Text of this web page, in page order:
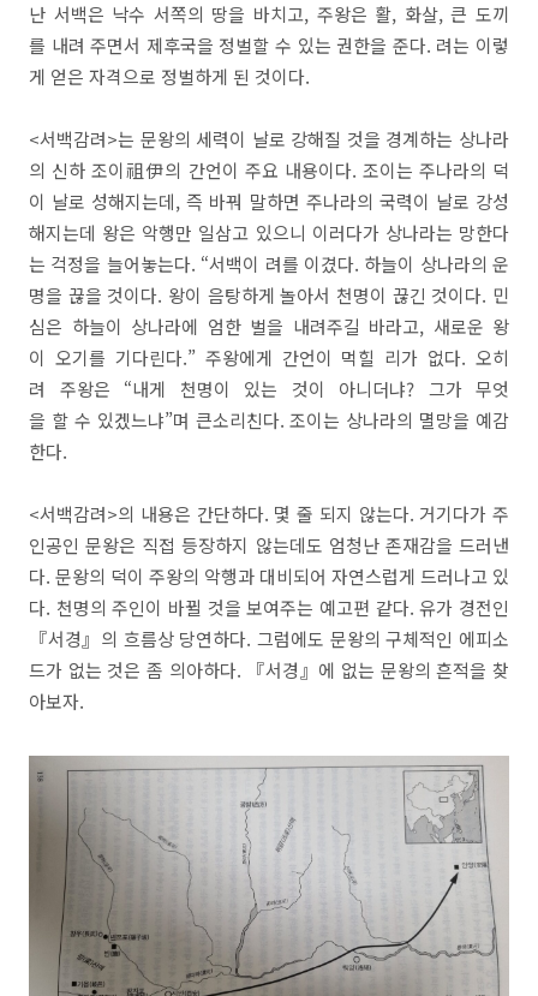
난 서백은 낙수 서쪽의 땅을 바치고, 주왕은 활, 화살, 큰 도끼
를 내려 주면서 제후국을 정벌할 수 있는 권한을 준다. 려는 이렇
게 얻은 자격으로 정벌하게 된 것이다.
<서백감려>는 문왕의 세력이 날로 강해질 것을 경계하는 상나라
의 신하 조이祖伊의 간언이 주요 내용이다. 조이는 주나라의 덕
이 날로 성해지는데, 즉 바꿔 말하면 주나라의 국력이 날로 강성
해지는데 왕은 악행만 일삼고 있으니 이러다가 상나라는 망한다
는 걱정을 늘어놓는다. “서백이 려를 이겼다. 하늘이 상나라의 운
명을 끊을 것이다. 왕이 음탕하게 놀아서 천명이 끊긴 것이다. 민
심은 하늘이 상나라에 엄한 벌을 내려주길 바라고, 새로운 왕
이 오기를 기다린다.” 주왕에게 간언이 먹힐 리가 없다. 오히
려 주왕은 “내게 천명이 있는 것이 아니더냐? 그가 무엇
을 할 수 있겠느냐”며 큰소리친다. 조이는 상나라의 멸망을 예감
한다.
<서백감려>의 내용은 간단하다. 몇 줄 되지 않는다. 거기다가 주
인공인 문왕은 직접 등장하지 않는데도 엄청난 존재감을 드러낸
다. 문왕의 덕이 주왕의 악행과 대비되어 자연스럽게 드러나고 있
다. 천명의 주인이 바뀔 것을 보여주는 예고편 같다. 유가 경전인
『서경』의 흐름상 당연하다. 그럼에도 문왕의 구체적인 에피소
드가 없는 것은 좀 의아하다. 『서경』에 없는 문왕의 흔적을 찾
아보자.